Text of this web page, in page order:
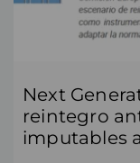
Next
reintegro
imputables